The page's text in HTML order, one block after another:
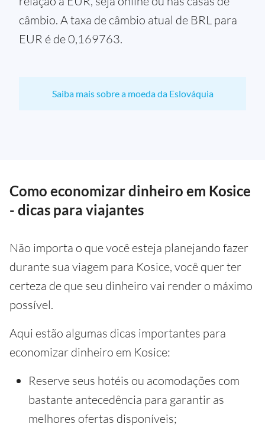
câmbio. A taxa de câmbio atual de BRL para
EUR é de 0,169763.
Saiba mais sobre a moeda da Eslováquia
Como economizar dinheiro em Kosice
- dicas para viajantes
Não importa o que você esteja planejando fazer
durante sua viagem para Kosice, você quer ter
certeza de que seu dinheiro vai render o máximo
possível.
Aqui estão algumas dicas importantes para
economizar dinheiro em Kosice:
Reserve seus hotéis ou acomodações com
bastante antecedência para garantir as
melhores ofertas disponíveis;